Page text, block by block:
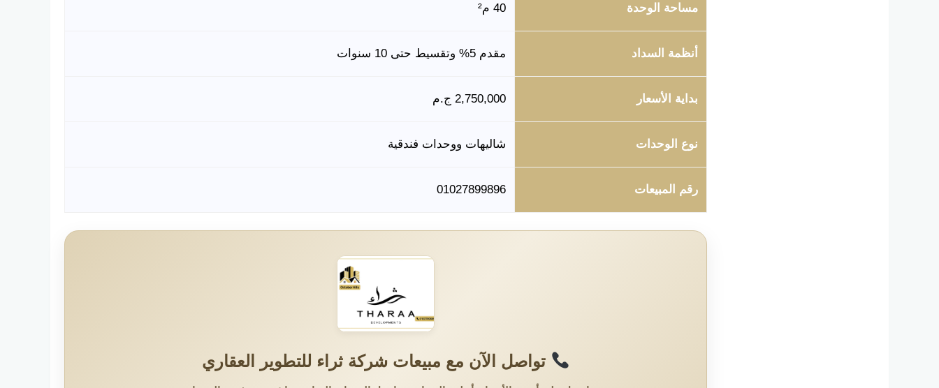
مساحة الوحدة 40 م²
أنظمة السداد مقدم 5% وتقسيط حتى 10 سنوات
بداية الأسعار 2,750,000 ج.م
نوع الوحدات شاليهات ووحدات فندقية
رقم المبيعات 01027899896
تواصل الآن مع مبيعات شركة ثراء للتطوير العقاري